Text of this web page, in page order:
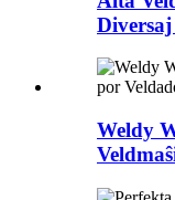
Diversaj
Weldy